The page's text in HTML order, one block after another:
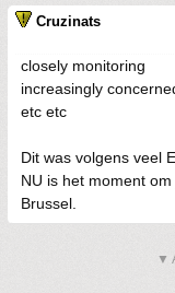
Cruzinats
closely monitoring
increasingly
etc etc
Dit was volgens veel
NU is het moment
Brussel.
▼